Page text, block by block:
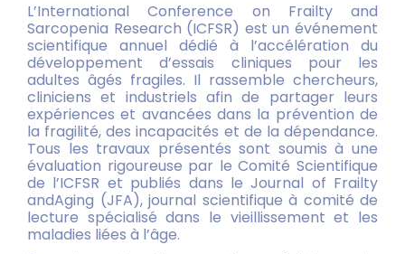
L’International Conference on Frailty and
Sarcopenia Research (ICFSR) est un événement
scientifique annuel dédié à l’accélération du
développement d’essais cliniques pour les
adultes âgés fragiles. Il rassemble chercheurs,
cliniciens et industriels afin de partager leurs
expériences et avancées dans la prévention de
la fragilité, des incapacités et de la dépendance.
Tous les travaux présentés sont soumis à une
évaluation rigoureuse par le Comité Scientifique
de l’ICFSR et publiés dans le Journal of Frailty
andAging (JFA), journal scientifique à comité de
lecture spécialisé dans le vieillissement et les
maladies liées à l’âge.